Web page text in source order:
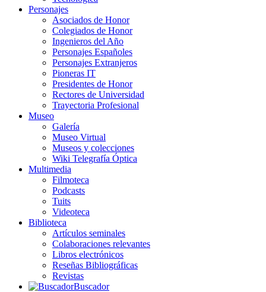
Personajes
Asociados de Honor
Colegiados de Honor
Ingenieros del Año
Personajes Españoles
Personajes Extranjeros
Pioneras IT
Presidentes de Honor
Rectores de Universidad
Trayectoria Profesional
Museo
Galería
Museo Virtual
Museos y colecciones
Wiki Telegrafía Óptica
Multimedia
Filmoteca
Podcasts
Tuits
Videoteca
Biblioteca
Artículos seminales
Colaboraciones relevantes
Libros electrónicos
Reseñas Bibliográficas
Revistas
Buscador